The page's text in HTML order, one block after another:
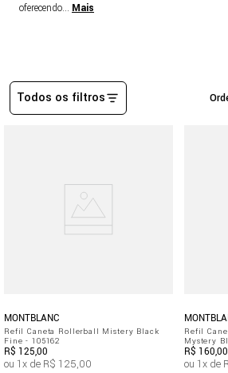
oferecendo... Mais
Todos os filtros
MONTBLANC
Refil Caneta Rollerball Mistery Black
Fine - 105162
R$ 125,00
ou 1x de R$ 125,00
Refil
Mystery
R$ 160,00
ou 1x de